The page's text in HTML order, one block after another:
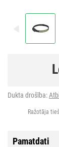
Dukta drošība:
Ražotāja
Pamatdati